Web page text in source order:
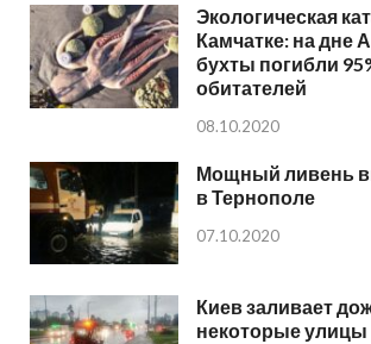
Экологическая
Камчатке: на дне
бухты погибли
обитателей
08.10.2020
Мощный ливень
в Тернополе
07.10.2020
Киев заливает
некоторые